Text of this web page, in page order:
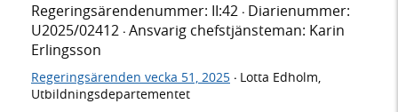
Regeringsärendenummer: II:42 · Diarienummer:
U2025/02412 · Ansvarig chefstjänsteman: Karin
Erlingsson
Regeringsärenden vecka 51, 2025 · Lotta Edholm,
Utbildningsdepartementet